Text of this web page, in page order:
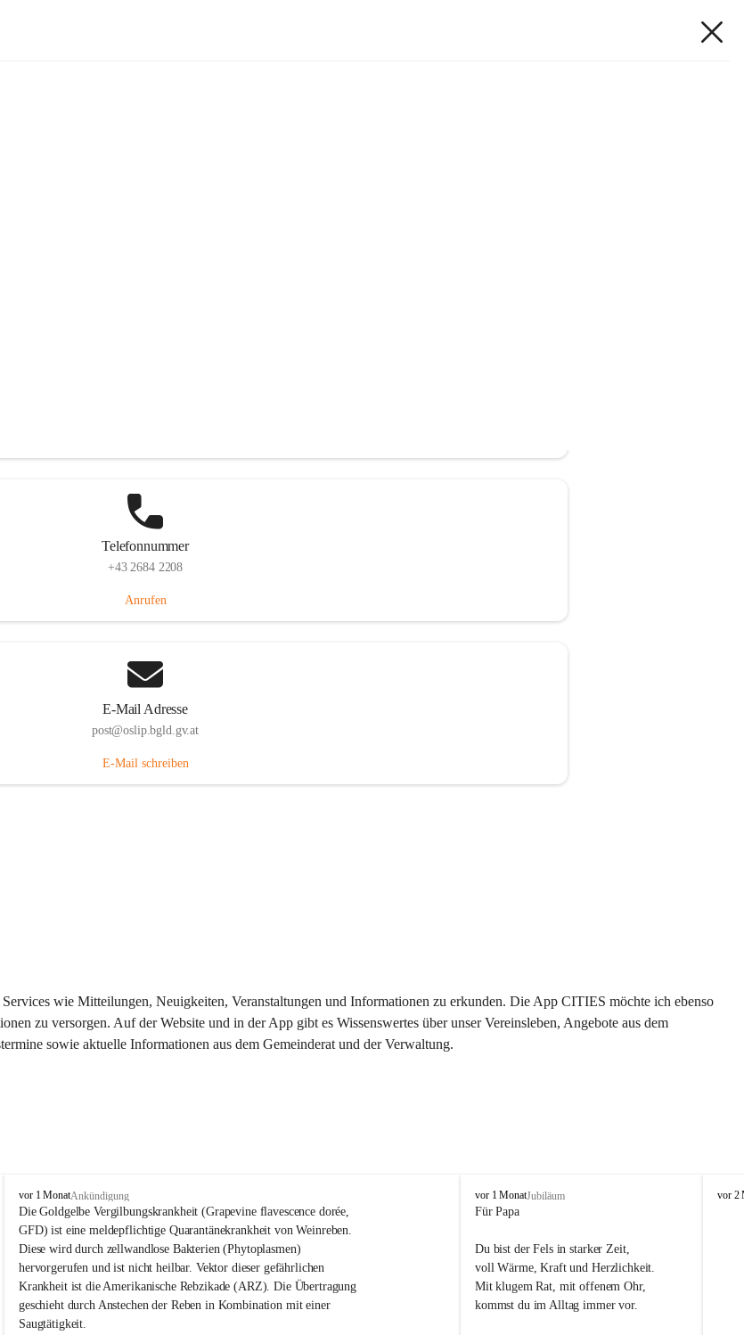
Telefonnummer
+43 2684 2208
Anrufen
E-Mail Adresse
post@oslip.bgld.gv.at
E-Mail schreiben
wie Mitteilungen, Neuigkeiten, Veranstaltungen und Informationen zu erkunden. Die App CITIES möchte ich ebenso
zu versorgen. Auf der Website und in der App gibt es Wissenswertes über unser Vereinsleben, Angebote aus dem
sowie aktuelle Informationen aus dem Gemeinderat und der Verwaltung.
O
s
l
i
p
vor 1 MonatAnkündigung
Die Goldgelbe Vergilbungskrankheit (Grapevine flavescence dorée,
GFD) ist eine meldepflichtige Quarantänekrankheit von Weinreben.
Diese wird durch zellwandlose Bakterien (Phytoplasmen)
hervorgerufen und ist nicht heilbar. Vektor dieser gefährlichen
Krankheit ist die Amerikanische Rebzikade (ARZ). Die Übertragung
geschieht durch Anstechen der Reben in Kombination mit einer
Saugtätigkeit.
O
s
i
vor 1 MonatJubiläum
Für Papa
Du bist der Fels in starker Zeit,
voll Wärme, Kraft und Herzlichkeit.
Mit klugem Rat, mit offenem Ohr,
kommst du im Alltag immer vor.
O
vor 2